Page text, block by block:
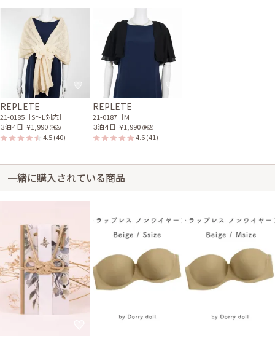
も豊富で、また利用させて頂きたいです。
身長158cm【Mサイズ】 (バスト：C75)
20代前半2017/08/27 結婚式 (友人として)
サイズはぴったりで、丈はひざ丈でした。 色も形も大変素敵で、周囲とも
あまり被らなかったのでとても満足です。 ヒップの大きさが悩みですが、
その点もカバーしてくれるドレスでした。 ネットで服を借りるのは、サイ
ズが合うのかどうかという点で不安でしたが、商品説明が丁寧だったので
安心してレンタルできました。 梱包も丁寧で、ただ商品を送るだけではな
た。 また利用したいと思います。 ありがとうございました。
REPLETE
21-0185［S〜L対応］
３泊４日 ￥1,990 (税込)
4.5(40)
REPLETE
21-0187［M］
３泊４日 ￥1,990 (税込)
4.6(41)
一緒に購入されている商品